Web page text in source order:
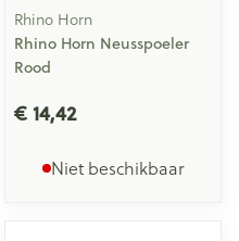
Rhino Horn
Rhino Horn Neusspoeler
Rood
€ 14,42
Niet beschikbaar